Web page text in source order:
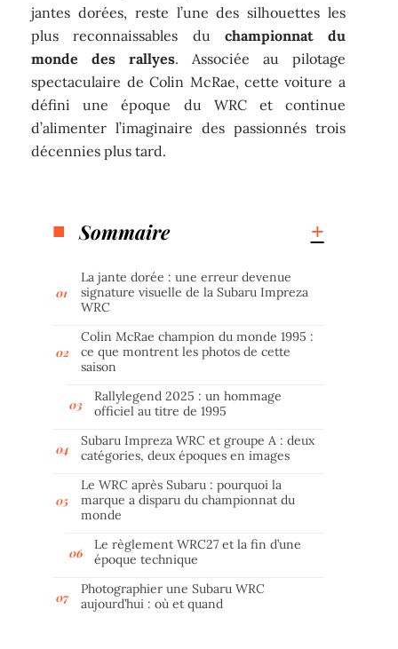
jantes dorées, reste l’une des silhouettes les
plus reconnaissables du championnat du
monde des rallyes. Associée au pilotage
spectaculaire de Colin McRae, cette voiture a
défini une époque du WRC et continue
d’alimenter l’imaginaire des passionnés trois
décennies plus tard.
Sommaire
La jante dorée : une erreur devenue
signature visuelle de la Subaru Impreza
WRC
Colin McRae champion du monde 1995 :
ce que montrent les photos de cette
saison
Rallylegend 2025 : un hommage
officiel au titre de 1995
Subaru Impreza WRC et groupe A : deux
catégories, deux époques en images
Le WRC après Subaru : pourquoi la
marque a disparu du championnat du
monde
Le règlement WRC27 et la fin d’une
époque technique
Photographier une Subaru WRC
aujourd’hui : où et quand